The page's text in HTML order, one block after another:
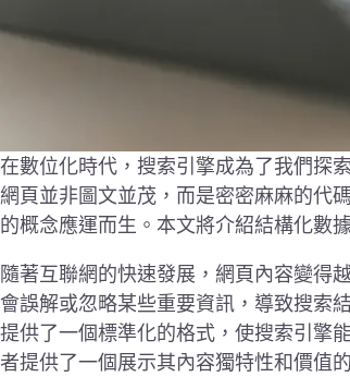
在數位化時代，搜索引擎成為了我們探
網頁並非圖文並茂，而是密密麻麻的代
的概念應運而生。本文將介紹結構化數
隨著互聯網的快速發展，網頁內容變得
會誤解或忽略某些重要資訊，導致搜索
提供了一個標準化的格式，使搜索引擎
者提供了一個展示其內容獨特性和價值